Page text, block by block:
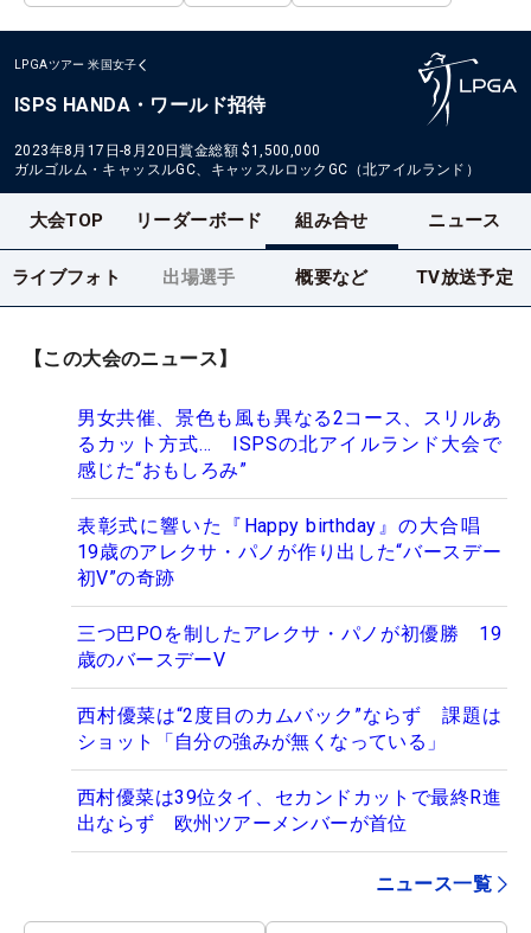
LPGAツアー 米国女子
ISPS HANDA・ワールド招待
2023年8月17日-8月20日賞金総額 $1,500,000
ガルゴルム・キャッスルGC、キャッスルロックGC（北アイルランド）
大会TOP リーダーボード 組み合せ ニュース
ライブフォト 出場選手 概要など TV放送予定
【この大会のニュース】
男女共催、景色も風も異なる2コース、スリルあ
るカット方式… ISPSの北アイルランド大会で
感じた“おもしろみ”
表彰式に響いた『Happy birthday』の大合唱
19歳のアレクサ・パノが作り出した“バースデー
初V”の奇跡
三つ巴POを制したアレクサ・パノが初優勝 19
歳のバースデーV
西村優菜は“2度目のカムバック”ならず 課題は
ショット「自分の強みが無くなっている」
西村優菜は39位タイ、セカンドカットで最終R進
出ならず 欧州ツアーメンバーが首位
ニュース一覧